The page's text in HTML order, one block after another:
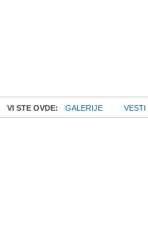
VI STE OVDE: GALERIJE VESTI